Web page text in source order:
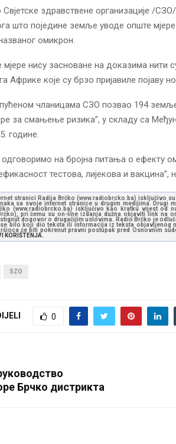
здравствене организације /
што поједине земље уводе опште
омикрон.
мјере нису засноване на доказима нити
Африке које су брзо пријавиле појаву
чланицама СЗО позвао 194
за смањење ризика”, у складу са
године.
на бројна питања о ефекту
тестова, лијекова и вакцина”,
stranici Radija Brčko (www.radiobrcko.ba) isključivo
sa svoje internet stranice u drugim medijima. Drugi
(www.radiobrcko.ba) isključivo kao kratku vijest od
pri čemu su on-line izdanja dužna objaviti link na
dogovor o drugačijim uslovima. Radio Brčko je
bilo koji dio teksta ili informacija iz teksta objavljenog
će biti pokrenut pravni postupak pred Osnovnim
KORIŠTENJA.
SZO
0
Брчко дистрикта